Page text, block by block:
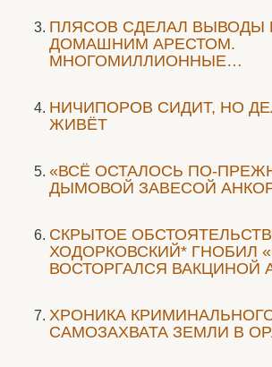
ПЛЯСОВ СДЕЛАЛ ВЫВОДЫ
ДОМАШНИМ АРЕСТОМ.
МНОГОМИЛЛИОННЫЕ…
НИЧИПОРОВ СИДИТ, НО
ЖИВЁТ
«ВСЁ ОСТАЛОСЬ ПО-
ДЫМОВОЙ ЗАВЕСОЙ
СКРЫТОЕ
ХОДОРКОВСКИЙ* ГНОБИЛ
ВОСТОРГАЛСЯ ВАКЦИНОЙ
ХРОНИКА
САМОЗАХВАТА ЗЕМЛИ В